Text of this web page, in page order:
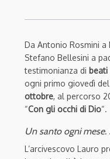
Da Antonio Rosmini a
Stefano Bellesini a
testimonianza di beati
ogni primo giovedì
ottobre, al percorso
“Con gli occhi di Dio“.
Un santo ogni
L’arcivescovo Lauro